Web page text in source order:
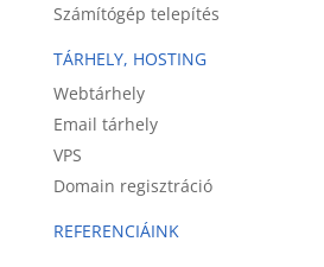
Számítógép telepítés
TÁRHELY, HOSTING
Webtárhely
Email tárhely
VPS
Domain regisztráció
REFERENCIÁINK